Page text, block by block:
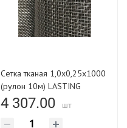
Сетка тканая 1,0х0,25х1000
(рулон 10м) LASTING
TOOLS
4 307.00 шт